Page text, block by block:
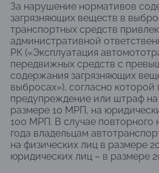
За нарушение нормативов
загрязняющих веществ в
транспортных средств
административной
РК («Эксплуатация
передвижных средств с
содержания загрязняющих
выбросах»), согласно
предупреждение или штраф на
размере 10 МРП, на
100 МРП. В случае повторного
года владельцам
на физических лиц в размере
юридических лиц – в размере